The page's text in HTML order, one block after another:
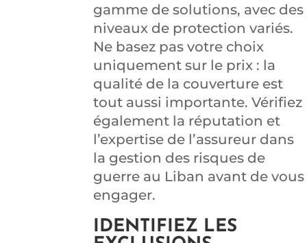
gamme de solutions, avec des
niveaux de protection variés.
Ne basez pas votre choix
uniquement sur le prix : la
qualité de la couverture est
tout aussi importante. Vérifiez
également la réputation et
l’expertise de l’assureur dans
la gestion des risques de
guerre au Liban avant de vous
engager.
IDENTIFIEZ LES